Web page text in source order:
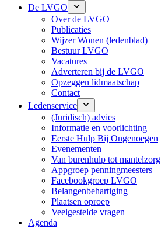
De LVGO
Over de LVGO
Publicaties
Wijzer Wonen (ledenblad)
Bestuur LVGO
Vacatures
Adverteren bij de LVGO
Opzeggen lidmaatschap
Contact
Ledenservice
(Juridisch) advies
Informatie en voorlichting
Eerste Hulp Bij Ongenoegen
Evenementen
Van burenhulp tot mantelzorg
Appgroep penningmeesters
Facebookgroep LVGO
Belangenbehartiging
Plaatsen oproep
Veelgestelde vragen
Agenda